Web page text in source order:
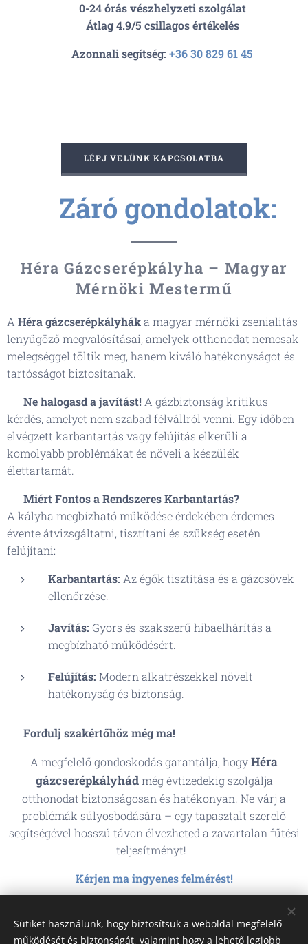
0-24 órás vészhelyzeti szolgálat
Átlag 4.9/5 csillagos értékelés
Azonnali segítség: +36 30 829 61 45
LÉPJ VELÜNK KAPCSOLATBA
Záró gondolatok:
Héra Gázcserépkályha – Magyar
Mérnöki Mestermű
A Héra gázcserépkályháka magyar mérnöki zsenialitás
lenyűgöző megvalósításai, amelyek otthonodat nemcsak
melegséggel töltik meg, hanem kiváló hatékonyságot és
tartósságot biztosítanak.
Ne halogasd a javítást! A gázbiztonság kritikus
kérdés, amelyet nem szabad félvállról venni. Egy időben
elvégzett karbantartás vagy felújítás elkerüli a
komolyabb problémákat és növeli a készülék
élettartamát.
Miért Fontos a Rendszeres Karbantartás?
A kályha megbízható működése érdekében érdemes
évente átvizsgáltatni, tisztítani és szükség esetén
felújítani:
Karbantartás: Az égők tisztítása és a gázcsövek
ellenőrzése.
Javítás: Gyors és szakszerű hibaelhárítás a
megbízható működésért.
Felújítás: Modern alkatrészekkel növelt
hatékonyság és biztonság.
Fordulj szakértőhöz még ma!
A megfelelő gondoskodás garantálja, hogyHéra
gázcserépkályhádmég évtizedekig szolgálja
otthonodat biztonságosan és hatékonyan. Ne várj a
problémák súlyosbodására – egy tapasztalt szerelő
segítségével hosszú távon élvezheted a zavartalan fűtési
teljesítményt!
Kérjen ma ingyenes felmérést!
🌐
https://gazgazkeszulekszerelo.webnode.hu/hera-
gazcserepkalyha/
Sütiket használunk, hogy biztosítsuk a weboldal megfelelő
működését és biztonságát, valamint hogy a lehető legjobb